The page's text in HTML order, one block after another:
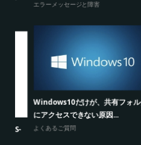
エラーメッセージと障害
Windows10だけが、共有フォルダ
にアクセスできない原因...
よくあるご質問